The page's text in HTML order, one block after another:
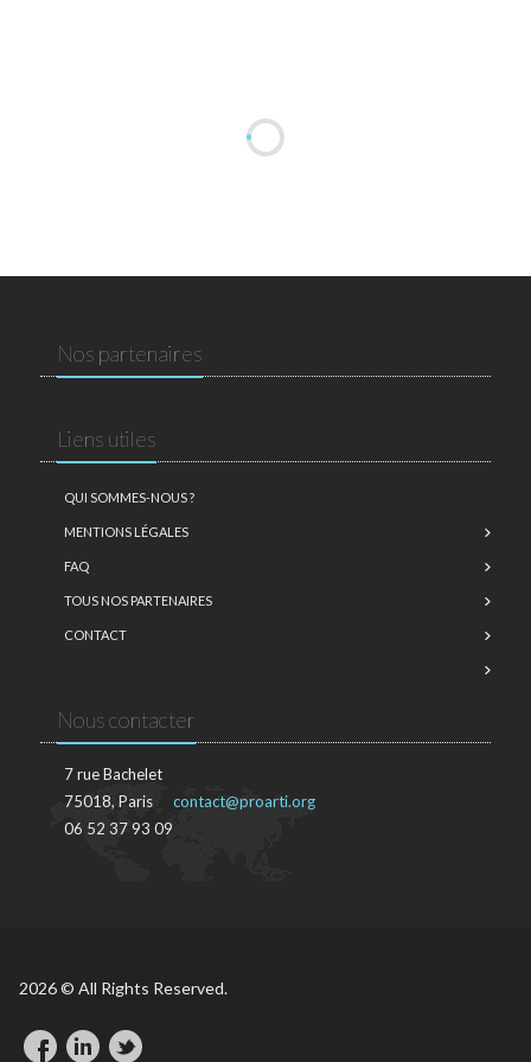
Nos partenaires
Liens utiles
QUI SOMMES-NOUS ?
MENTIONS LÉGALES
FAQ
TOUS NOS PARTENAIRES
CONTACT
Nous contacter
7 rue Bachelet
75018, Paris
06 52 37 93 09
contact@proarti.org
2026 © All Rights Reserved.